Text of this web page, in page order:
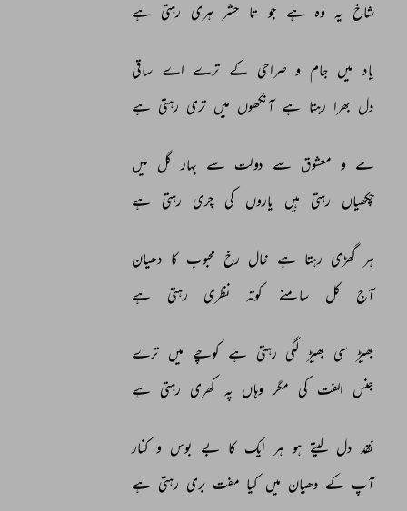
شاخ یہ وہ ہے جو تا حشر ہری رہتی ہے
یاد میں جام‌ و صراحی کے ترے اے ساقی
دل بھرا رہتا ہے آنکھوں میں تری رہتی ہے
مے و معشوق سے دولت سے بہار گل میں
چکھیاں
رہتی ہیں یاروں کی چری رہتی ہے
ہر گھڑی رہتا ہے خال رخ محبوب کا دھیان
آج
کل سامنے کوتہ نظری رہتی ہے
بھیڑ سی بھیڑ لگی رہتی ہے کوچے میں ترے
جنس الفت کی مگر وہاں پہ کھری رہتی ہے
نقد دل لیتے ہو ہر ایک کا بے بوس و کنار
آپ کے دھیان میں کیا مفت بری رہتی ہے